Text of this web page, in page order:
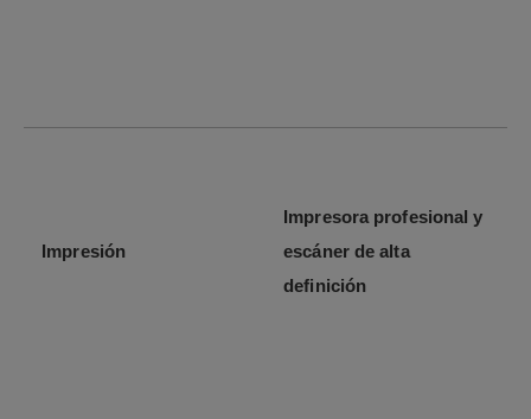
Impresión
Impresora profesional y
escáner de alta
definición